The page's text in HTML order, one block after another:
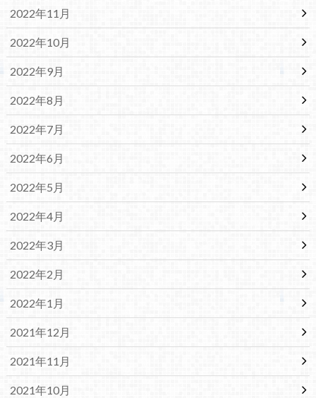
2022年11月
2022年10月
2022年9月
2022年8月
2022年7月
2022年6月
2022年5月
2022年4月
2022年3月
2022年2月
2022年1月
2021年12月
2021年11月
2021年10月